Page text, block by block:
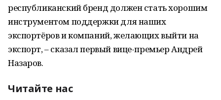
республиканский бренд должен стать хорошим
инструментом поддержки для наших
экспортёров и компаний, желающих выйти на
экспорт, – сказал первый вице-премьер Андрей
Назаров.
Читайте нас